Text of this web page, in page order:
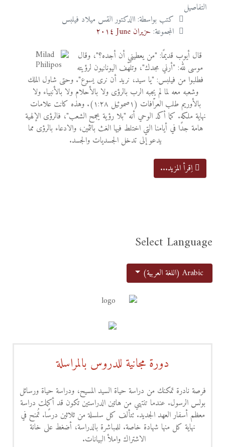
التفاصيل
كتب بواسطة: االدكتور القس ميلاد فيلبس
المجموعة: حزيران June ٢٠١٤
قال أيوب قديمًا: "من يعطيني أن أجده؟"، وقال
موسى لله: "أرني مجدك"، وتلهّف اليونانيون لرؤيته
فطلبوا من فيلبس: "يا سيد، نريد أن نرى يسوع". وحتى شاول الملك
وشعبه معه لما لم يجبه الرب بالرؤى ولا بالأحلام ولا بالأنبياء ولا
بالأوريم طلب العرّافات (١صموئيل ١:٢٨). وهذه كانت علامات
نهاية ملكه. كما أكد الوحي أنه "بلا رؤية يجمح الشعب"، فالرؤى الإلهية
هامة جدًا في أيامنا التي اختلط فيها الغث بالثمين، والادعاء بالرؤى مما
يدعو إلى تدخل الجسديات والجسد.
اِقرأ المزيد...
Select Language
اختر لغتك
Arabic (اللغة العربية)
دورة مجانية للدروس بالمراسلة
فرصة نادرة تمكنك من دراسة حياة السيد المسيح، ودراسة حياة ورسائل
بولس الرسول. عندما تنتهي من هاتين الدراستين تكون قد أكملت دراسة
معظم أسفار العهد الجديد. تتألف كل سلسلة من ثلاثين درسًا. تُمنح في
نهاية كل منها شهادة خاصة. للمباشرة بالدراسة، أضغط على خانة
الاشتراك واملأ البيانات.